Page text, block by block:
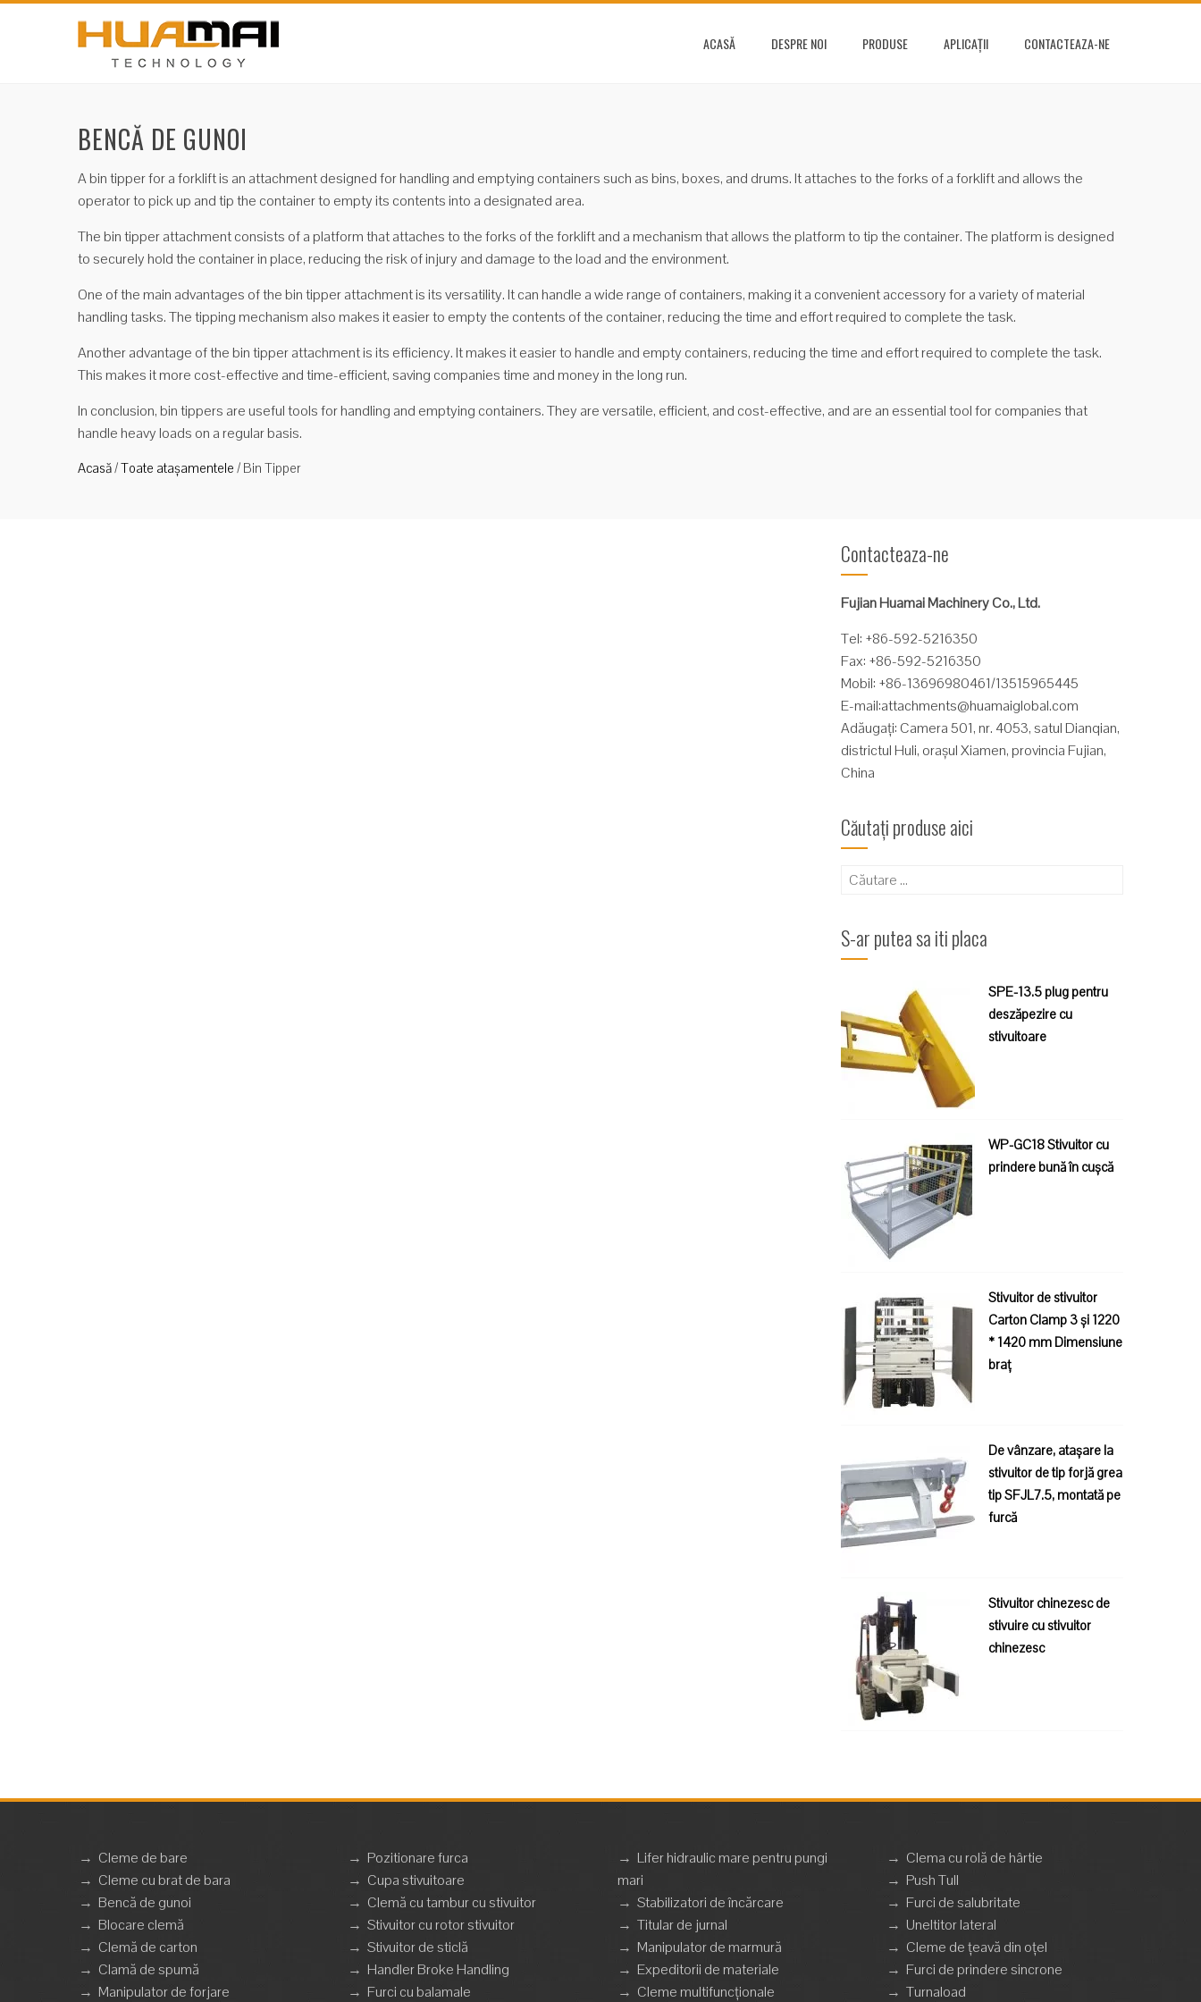
ACASĂ DESPRE NOI PRODUSE APLICAȚII CONTACTEAZA-NE
BENCĂ DE GUNOI
A bin tipper for a forklift is an attachment designed for handling and emptying containers such as bins, boxes, and drums. It attaches to the forks of a forklift and allows the
operator to pick up and tip the container to empty its contents into a designated area.
The bin tipper attachment consists of a platform that attaches to the forks of the forklift and a mechanism that allows the platform to tip the container. The platform is designed
to securely hold the container in place, reducing the risk of injury and damage to the load and the environment.
One of the main advantages of the bin tipper attachment is its versatility. It can handle a wide range of containers, making it a convenient accessory for a variety of material
handling tasks. The tipping mechanism also makes it easier to empty the contents of the container, reducing the time and effort required to complete the task.
Another advantage of the bin tipper attachment is its efficiency. It makes it easier to handle and empty containers, reducing the time and effort required to complete the task.
This makes it more cost-effective and time-efficient, saving companies time and money in the long run.
In conclusion, bin tippers are useful tools for handling and emptying containers. They are versatile, efficient, and cost-effective, and are an essential tool for companies that
handle heavy loads on a regular basis.
Acasă/Toate atașamentele / Bin Tipper
Contacteaza-ne
Fujian Huamai Machinery Co., Ltd.
Tel: +86-592-5216350
Fax: +86-592-5216350
Mobil: +86-13696980461/13515965445
E-mail:attachments@huamaiglobal.com
Adăugați: Camera 501, nr. 4053, satul Dianqian,
districtul Huli, orașul Xiamen, provincia Fujian,
China
Căutați produse aici
Caută
S-ar putea sa iti placa
SPE-13.5 plug pentru
deszăpezire cu
stivuitoare
WP-GC18 Stivuitor cu
prindere bună în cușcă
Stivuitor de stivuitor
Carton Clamp 3 și 1220
* 1420 mm Dimensiune
braț
De vânzare, atașare la
stivuitor de tip forjă grea
tip SFJL7.5, montată pe
furcă
Stivuitor chinezesc de
stivuire cu stivuitor
chinezesc
→ Cleme de bare
→ Cleme cu brat de bara
→ Bencă de gunoi
→ Blocare clemă
→ Clemă de carton
→ Clamă de spumă
→ Manipulator de forjare
→ Pozitionare furca
→ Cupa stivuitoare
→ Clemă cu tambur cu stivuitor
→Stivuitor cu rotor stivuitor
→Stivuitor de sticlă
→ Handler Broke Handling
→ Furci cu balamale
→ Lifer hidraulic mare pentru pungi
mari
→ Stabilizatori de încărcare
→ Titular de jurnal
→ Manipulator de marmură
→ Expeditorii de materiale
→ Cleme multifuncționale
→ Clema cu rolă de hârtie
→ Push Tull
→ Furci de salubritate
→ Uneltitor lateral
→ Cleme de țeavă din oțel
→ Furci de prindere sincrone
→ Turnaload